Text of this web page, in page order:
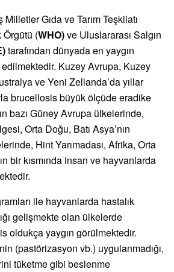
Gıda ve Tarım Teşkilatı
Örgütü (WHO)ve Uluslararası Salgın
tarafından dünyada en yaygın
Kuzey Avrupa, Kuzey
ve Yeni Zellanda’da yıllar
brucellosis büyük ölçüde eradike
bazı Güney Avrupa ülkelerinde,
Orta Doğu, Batı Asya’nın
Hint Yarımadası, Afrika, Orta
bir kısmında insan ve hayvanlarda
ile hayvanlarda hastalık
gelişmekte olan ülkelerde
oldukça yaygın görülmektedir.
(pastörizasyon vb.) uygulanmadığı,
tüketme gibi beslenme